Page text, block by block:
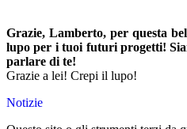
Grazie, Lamberto, per questa
lupo per i tuoi futuri progetti!
parlare di te!
Grazie a lei! Crepi il lupo!
Notizie